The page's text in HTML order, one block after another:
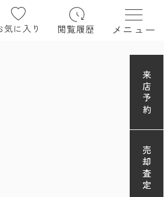
気に入り 閲覧履歴 メニュー
来店予約
売却査定